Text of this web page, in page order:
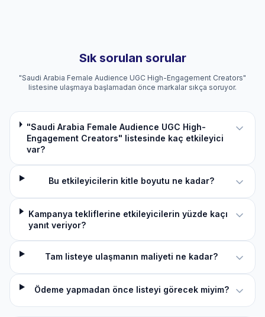
Sık sorulan sorular
"Saudi Arabia Female Audience UGC High-Engagement Creators"
listesine ulaşmaya başlamadan önce markalar sıkça soruyor.
"Saudi Arabia Female Audience UGC High-
Engagement Creators" listesinde kaç etkileyici
var?
Bu etkileyicilerin kitle boyutu ne kadar?
Kampanya tekliflerine etkileyicilerin yüzde kaçı
yanıt veriyor?
Tam listeye ulaşmanın maliyeti ne kadar?
Ödeme yapmadan önce listeyi görecek miyim?